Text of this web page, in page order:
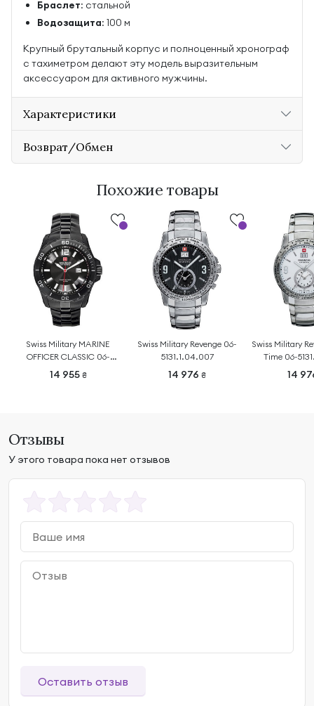
Браслет: стальной
Водозащита: 100 м
Крупный брутальный корпус и полноценный хронограф
с тахиметром делают эту модель выразительным
аксессуаром для активного мужчины.
Характеристики
Возврат/Обмен
Похожие товары
Swiss Military MARINE
OFFICER CLASSIC 06-
5154.13.007
14 955 ₴
Swiss Military Revenge 06-
5131.1.04.007
14 976 ₴
Swiss Military
Time 06-
14
Отзывы
У этого товара пока нет отзывов
Оставить отзыв